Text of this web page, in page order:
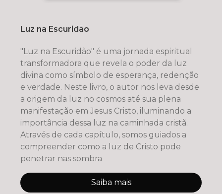
Luz na Escuridão
"Luz na Escuridão" é uma jornada espiritual
transformadora que revela o poder da luz
divina como símbolo de esperança, redenção
e verdade. Neste livro, o autor nos leva desde
a origem da luz no cosmos até sua plena
manifestação em Jesus Cristo, iluminando a
importância dessa luz na caminhada cristã.
Através de cada capítulo, somos guiados a
compreender como a luz de Cristo pode
penetrar nas sombra
Saiba mais